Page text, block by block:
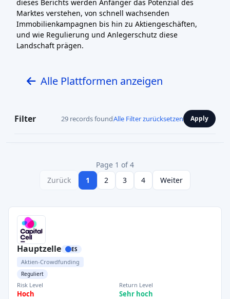
dieses Berichts werden Anfänger das Potenzial des
Marktes verstehen, von schnell wachsenden
Immobilienkampagnen bis hin zu Aktiengeschäften,
und wie Regulierung und Anlegerschutz diese
Landschaft prägen.
Alle Plattformen anzeigen
Filter 29 records foundAlle Filter zurücksetzen Apply
Page 1 of 4
Zurück
1 2 3 4 Weiter
Hauptzelle ES
Aktien-Crowdfunding
Reguliert
Risk Level
Hoch
Return Level
Sehr hoch